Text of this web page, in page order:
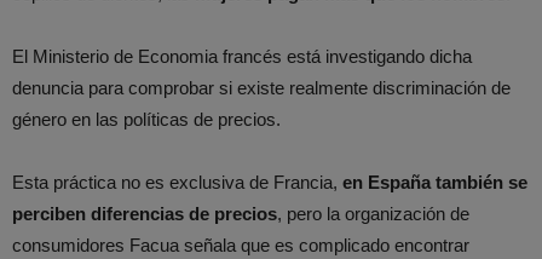
El Ministerio de Economia francés está investigando dicha
denuncia para comprobar si existe realmente discriminación de
género en las políticas de precios.
Esta práctica no es exclusiva de Francia, en España también se
perciben diferencias de precios, pero la organización de
consumidores Facua señala que es complicado encontrar